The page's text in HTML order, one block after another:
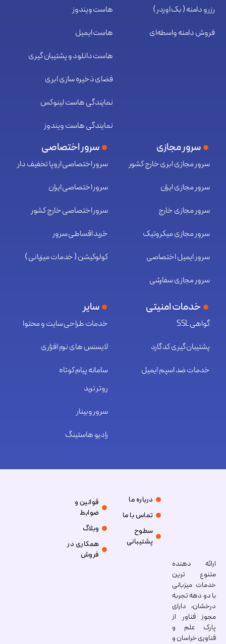
رزرو دامنه ( بک اوردر )
فروش دامنه واسطه‌ای
هاست ویندوز
هاست ایمیل
هاست دانلود و پشتیبان گیری
فضای ذخیره سازی ابری
نمایندگی هاست لینوکس
نمایندگی هاست ویندوز
سرور مجازی
سرور مجازی ابری خارج کشور
سرور مجازی ایران
سرور مجازی خارج
سرور مجازی میکروتیک
سرور ایمیل اختصاصی
سرور مجازی سفارشی
سرور اختصاصی
سرور اختصاصی اروپا تخفیف دار
سرور اختصاصی ایران
سرور اختصاصی خارج کشور
خرید اقساطی سرور
کولوکیشن ( خدمات میزبانی )
خدمات امنیتی
گواهی SSL
پشتیبان گیری کد گارد
خدمات ضد اسپم ایمیل
سایر
خدمات طراحی سایت و محتوا
لایسنس های نرم افزاری
سامانه پیام کوتاه
روتر ترید
سرور وبینار
رادیو هاستینگ
ارائه دهنده
متنوع ترین
خدمات میزبانی
با دو دهه تجربه
درخشان، دارای
مجوز فناور از
پارک علم و
فناوری خراسان و
درباره ما
تماس با ما
سطوح
پشتیبانی
قوانین و
ضوابط
وبلاگ
همکاری در
فروش